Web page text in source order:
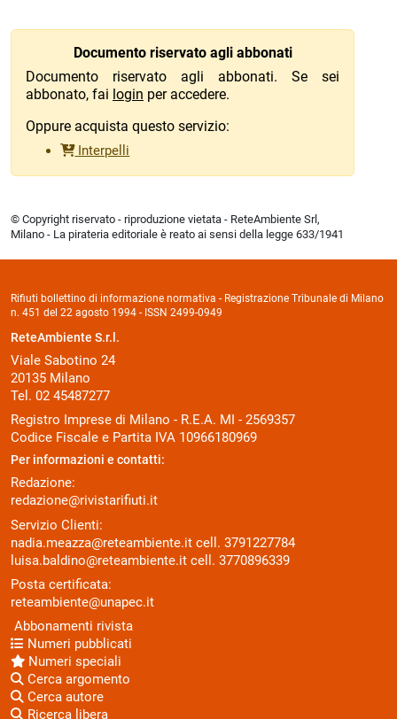
Documento riservato agli abbonati
Documento riservato agli abbonati. Se sei
abbonato, fai login per accedere.
Oppure acquista questo servizio:
Interpelli
© Copyright riservato - riproduzione vietata - ReteAmbiente Srl,
Milano - La pirateria editoriale è reato ai sensi della legge 633/1941
Rifiuti bollettino di informazione normativa - Registrazione Tribunale di Milano
n. 451 del 22 agosto 1994 - ISSN 2499-0949
ReteAmbiente S.r.l.
Viale Sabotino 24
20135 Milano
Tel. 02 45487277
Registro Imprese di Milano - R.E.A. MI - 2569357
Codice Fiscale e Partita IVA 10966180969
Per informazioni e contatti:
Redazione:
redazione@rivistarifiuti.it
Servizio Clienti:
nadia.meazza@reteambiente.it cell. 3791227784
luisa.baldino@reteambiente.it cell. 3770896339
Posta certificata:
reteambiente@unapec.it
Abbonamenti rivista
Numeri pubblicati
Numeri speciali
Cerca argomento
Cerca autore
Ricerca libera